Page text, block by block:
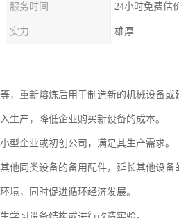
服务时间 24小时免费估
实力 雄厚
重新熔炼后用于制造新的机械设备或
生产，降低企业购买新设备的成本。
型企业或初创公司，满足其生产需求。
他同类设备的备用配件，延长其他设备
境，同时促进循环经济发展。